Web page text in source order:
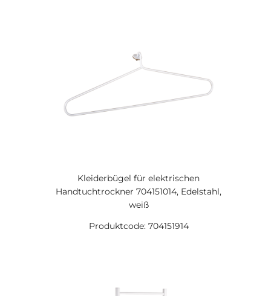
Kleiderbügel für elektrischen
Handtuchtrockner 704151014, Edelstahl,
weiß
Produktcode: 704151914